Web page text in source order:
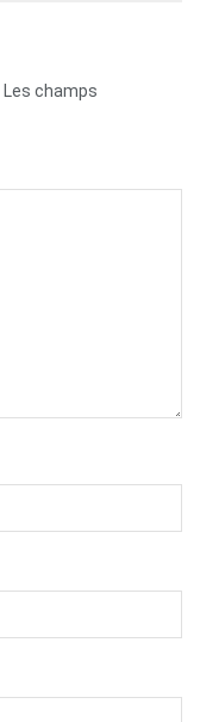
Les champs